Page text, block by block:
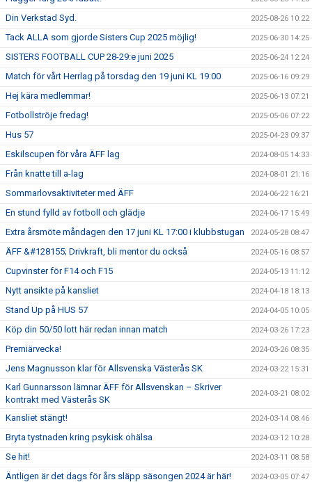
Din Verkstad Syd. 2025-08-26 10:22
Tack ALLA som gjorde Sisters Cup 2025 möjlig! 2025-06-30 14:25
SISTERS FOOTBALL CUP 28-29:e juni 2025 2025-06-24 12:24
Match för vårt Herrlag på torsdag den 19 juni KL 19:00 2025-06-16 09:29
Hej kära medlemmar! 2025-06-13 07:21
Fotbollströje fredag! 2025-05-06 07:22
Hus 57 2025-04-23 09:37
Eskilscupen för våra ÄFF lag 2024-08-05 14:33
Från knatte till a-lag 2024-08-01 21:16
Sommarlovsaktiviteter med ÄFF 2024-06-22 16:21
En stund fylld av fotboll och glädje 2024-06-17 15:49
Extra årsmöte måndagen den 17 juni KL 17:00 i klubbstugan 2024-05-28 08:47
ÄFF &#128155; Drivkraft, bli mentor du också 2024-05-16 08:57
Cupvinster för F14 och F15 2024-05-13 11:12
Nytt ansikte på kansliet 2024-04-18 18:13
Stand Up på HUS 57 2024-04-05 10:05
Köp din 50/50 lott här redan innan match 2024-03-26 17:23
Premiärvecka! 2024-03-26 08:35
Jens Magnusson klar för Allsvenska Västerås SK 2024-03-22 15:31
Karl Gunnarsson lämnar ÄFF för Allsvenskan – Skriver
kontrakt med Västerås SK
2024-03-21 08:02
Kansliet stängt! 2024-03-14 08:46
Bryta tystnaden kring psykisk ohälsa 2024-03-12 10:28
Se hit! 2024-03-11 08:58
Äntligen är det dags för års släpp säsongen 2024 är här! 2024-03-05 07:47